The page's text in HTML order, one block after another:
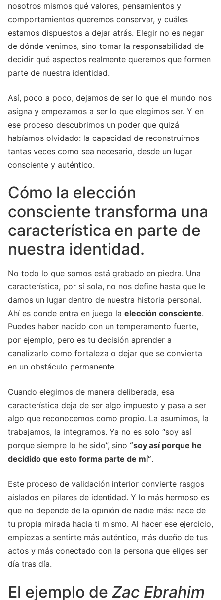
nosotros mismos qué valores, pensamientos y
comportamientos queremos conservar, y cuáles
estamos dispuestos a dejar atrás. Elegir no es negar
de dónde venimos, sino tomar la responsabilidad de
decidir qué aspectos realmente queremos que formen
parte de nuestra identidad.
Así, poco a poco, dejamos de ser lo que el mundo nos
asigna y empezamos a ser lo que elegimos ser. Y en
ese proceso descubrimos un poder que quizá
habíamos olvidado: la capacidad de reconstruirnos
tantas veces como sea necesario, desde un lugar
consciente y auténtico.
Cómo la elección
consciente transforma una
característica en parte de
nuestra identidad.
No todo lo que somos está grabado en piedra. Una
característica, por sí sola, no nos define hasta que le
damos un lugar dentro de nuestra historia personal.
Ahí es donde entra en juego la elección consciente.
Puedes haber nacido con un temperamento fuerte,
por ejemplo, pero es tu decisión aprender a
canalizarlo como fortaleza o dejar que se convierta
en un obstáculo permanente.
Cuando elegimos de manera deliberada, esa
característica deja de ser algo impuesto y pasa a ser
algo que reconocemos como propio. La asumimos, la
trabajamos, la integramos. Ya no es solo “soy así
porque siempre lo he sido”, sino “soy así porque he
decidido que esto forma parte de mí”.
Este proceso de validación interior convierte rasgos
aislados en pilares de identidad. Y lo más hermoso es
que no depende de la opinión de nadie más: nace de
tu propia mirada hacia ti mismo. Al hacer ese ejercicio,
empiezas a sentirte más auténtico, más dueño de tus
actos y más conectado con la persona que eliges ser
día tras día.
El ejemplo de Zac Ebrahim